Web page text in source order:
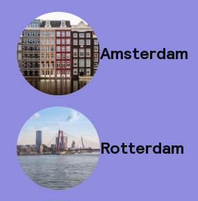
Amsterdam
Rotterdam